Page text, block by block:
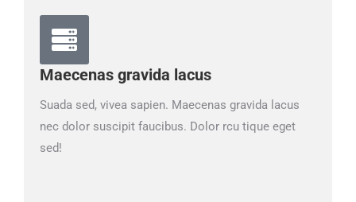
Maecenas gravida lacus
Suada sed, vivea sapien. Maecenas gravida lacus
nec dolor suscipit faucibus. Dolor rcu tique eget
sed!